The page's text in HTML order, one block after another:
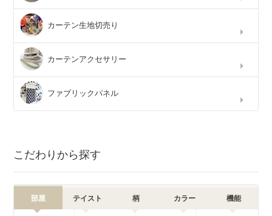
カーテン生地切売り
カーテンアクセサリー
ファブリックパネル
こだわりから探す
部屋 テイスト 柄 カラー 機能